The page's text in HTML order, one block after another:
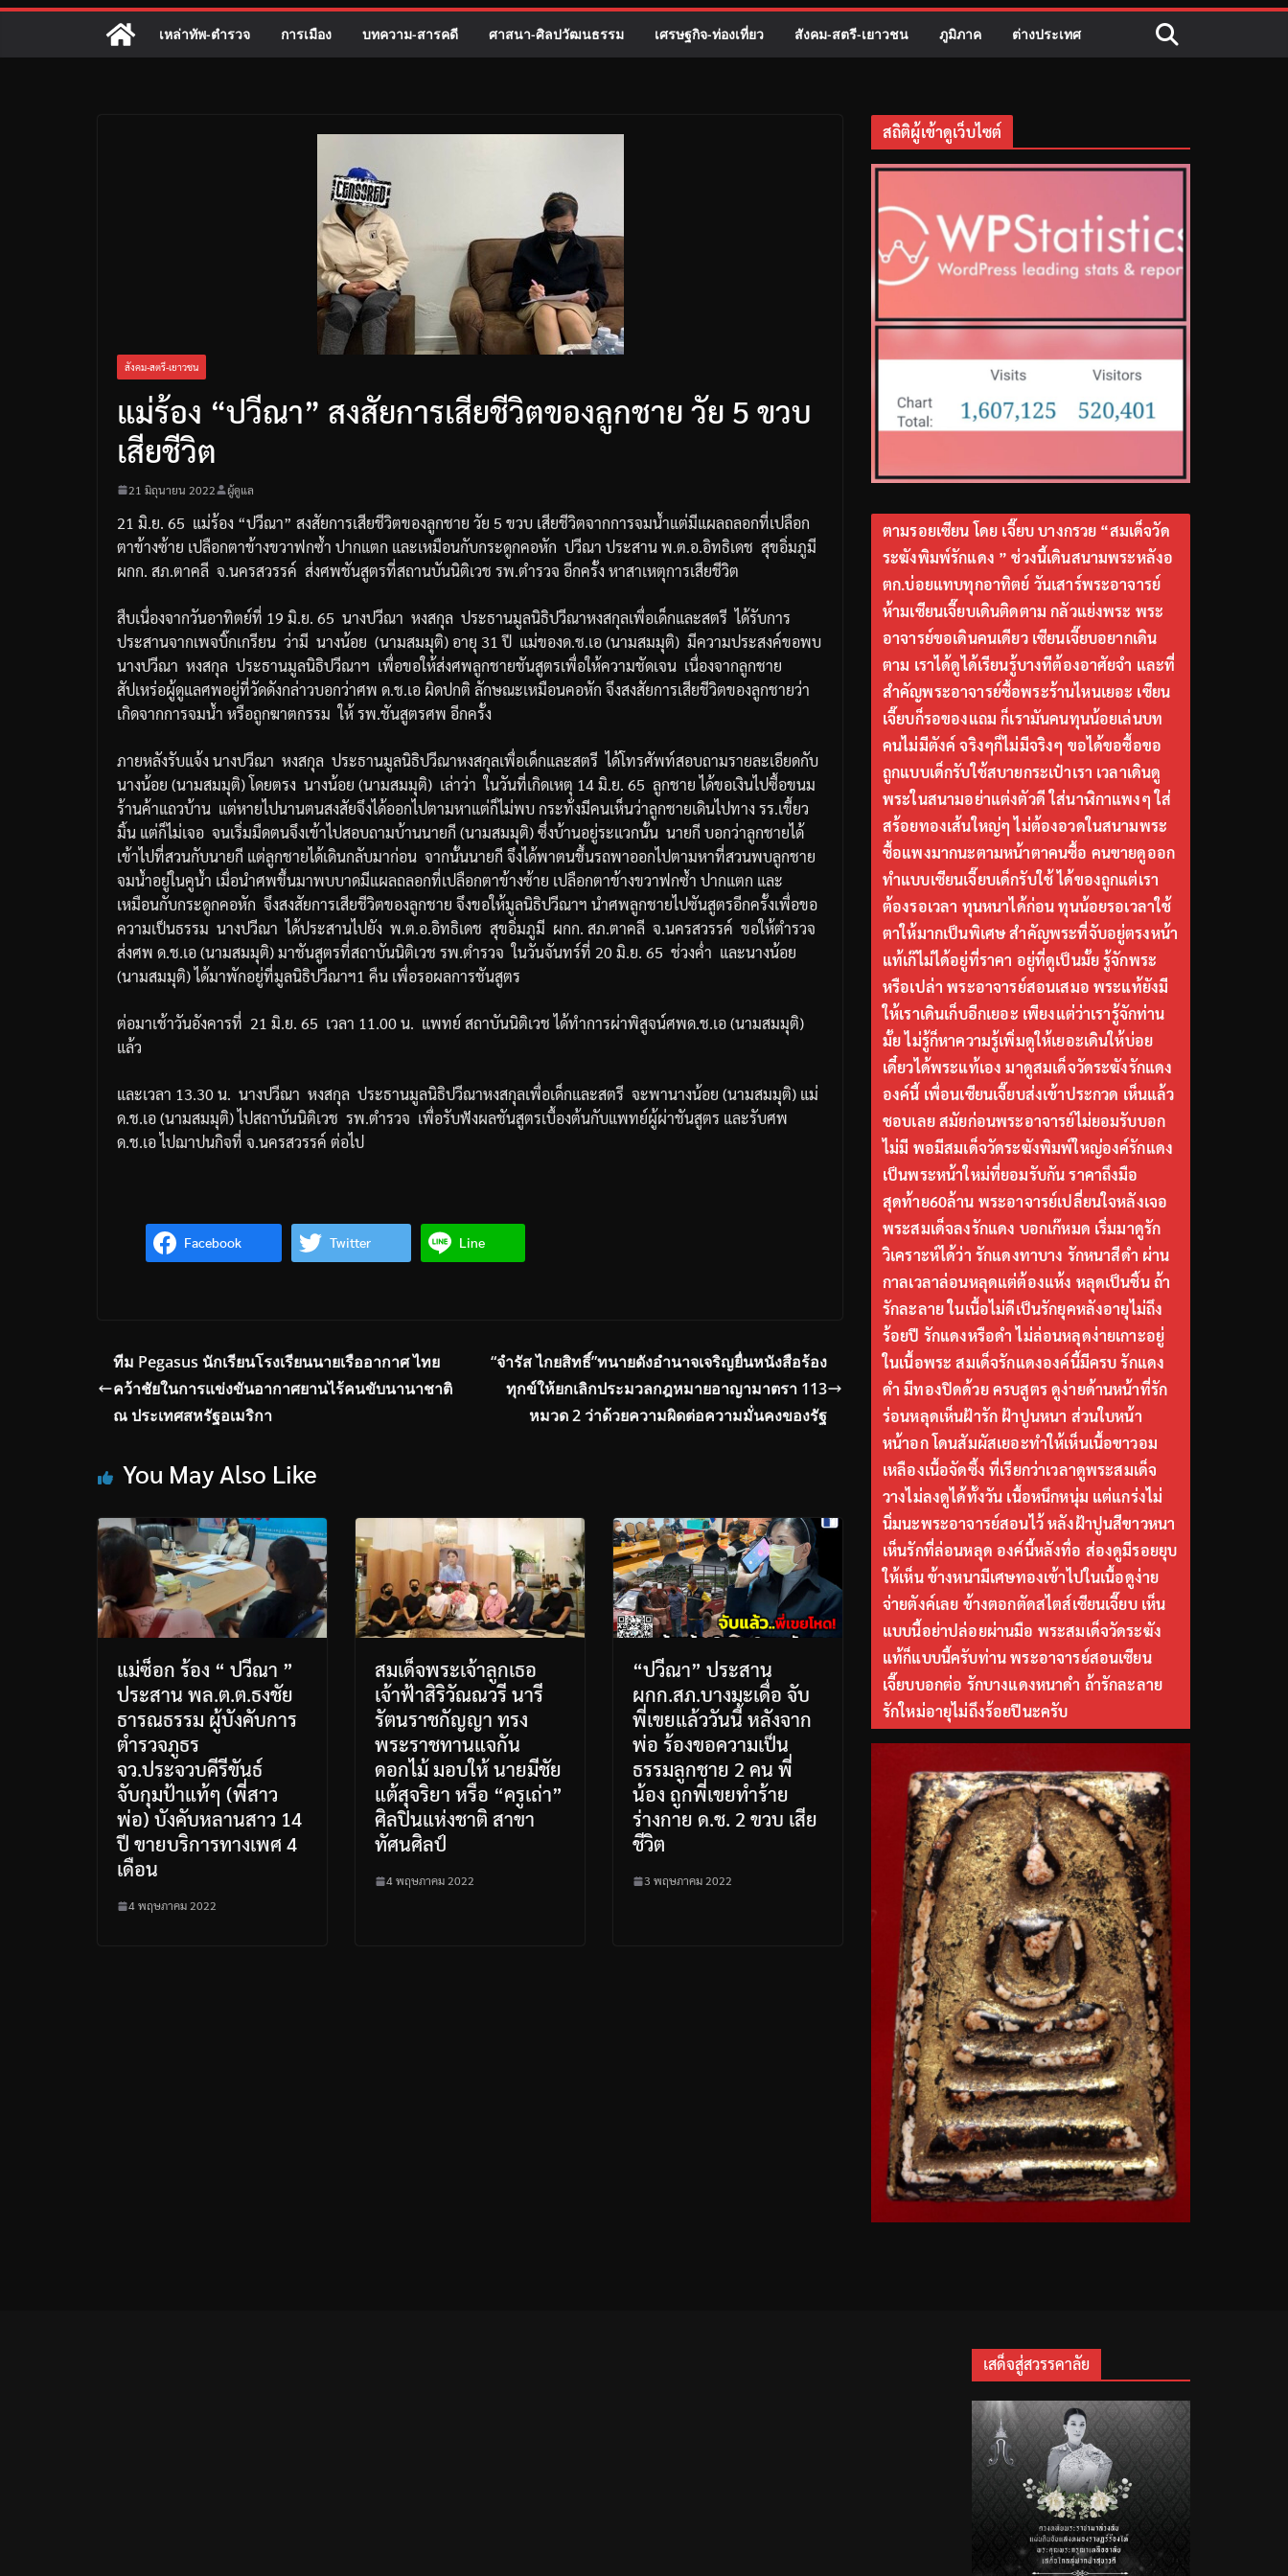
เหล่าทัพ-ตำรวจ การเมือง บทความ-สารคดี ศาสนา-ศิลปวัฒนธรรม เศรษฐกิจ-ท่องเที่ยว สังคม-สตรี-เยาวชน ภูมิภาค ต่างประเทศ
สังคม-สตรี-เยาวชน
แม่ร้อง “ปวีณา” สงสัยการเสียชีวิตของลูกชาย วัย 5 ขวบ
เสียชีวิต
21 มิถุนายน 2022 ผู้ดูแล
21 มิ.ย. 65 แม่ร้อง “ปวีณา” สงสัยการเสียชีวิตของลูกชาย วัย 5 ขวบ เสียชีวิตจากการจมน้ำแต่มีแผลถลอกที่เปลือก
ตาข้างซ้าย เปลือกตาข้างขวาฟกซ้ำ ปากแตก และเหมือนกับกระดูกคอหัก ปวีณา ประสานพ.ต.อ.อิทธิเดช สุขอิ่มภูมี
ผกก. สภ.ตาคลี จ.นครสวรรค์ ส่งศพชันสูตรที่สถานบันนิติเวช รพ.ตำรวจ อีกครั้ง หาสาเหตุการเสียชีวิต
สืบเนื่องจากวันอาทิตย์ที่ 19 มิ.ย. 65 นางปวีณา หงสกุล ประธานมูลนิธิปวีณาหงสกุลเพื่อเด็กและสตรี ได้รับการ
ประสานจากเพจบิ๊กเกรียน ว่ามี นางน้อย (นามสมมุติ)อายุ 31ปี แม่ของด.ช.เอ(นามสมมุติ) มีความประสงค์ขอพบ
นางปวีณา หงสกุล ประธานมูลนิธิปวีณาฯ เพื่อขอให้ส่งศพลูกชายชันสูตรเพื่อให้ความชัดเจน เนื่องจากลูกชาย
สัปเหร่อผู้ดูแลศพอยู่ที่วัดดังกล่าวบอกว่าศพ ด.ช.เอ ผิดปกติ ลักษณะเหมือนคอหัก จึงสงสัยการเสียชีวิตของลูกชายว่า
เกิดจากการจมน้ำ หรือถูกฆาตกรรม ให้รพ.ชันสูตรศพ อีกครั้ง
ภายหลังรับแจ้ง นางปวีณา หงสกุล ประธานมูลนิธิปวีณาหงสกุลเพื่อเด็กและสตรี ได้โทรศัพท์สอบถามรายละเอียดกับ
นางน้อย (นามสมมุติ)โดยตรง นางน้อย (นามสมมุติ) เล่าว่า ในวันที่เกิดเหตุ 14มิ.ย. 65 ลูกชาย ได้ขอเงินไปซื้อขนม
ร้านค้าแถวบ้าน แต่หายไปนานตนสงสัยจึงได้ออกไปตามหาแต่ก็ไม่พบกระทั่งมีคนเห็นว่าลูกชายเดินไปทาง รร.เขี้ยว
มิ้น แต่ก็ไม่เจอ จนเริ่มมืดตนจึงเข้าไปสอบถามบ้านนายกี (นามสมมุติ)ซึ่งบ้านอยู่ระแวกนั้น นายกี บอกว่าลูกชายได้
เข้าไปที่สวนกับนายกี แต่ลูกชายได้เดินกลับมาก่อน จากนั้นนายกี จึงได้พาตนขึ้นรถพาออกไปตามหาที่สวนพบลูกชาย
จมน้ำอยู่ในคูน้ำ เมื่อนำศพขึ้นมาพบบาดมีแผลถลอกที่เปลือกตาข้างซ้าย เปลือกตาข้างขวาฟกซ้ำ ปากแตก และ
เหมือนกับกระดูกคอหัก จึงสงสัยการเสียชีวิตของลูกชาย จึงขอให้มูลนิธิปวีณาฯ นำศพลูกชายไปซันสูตรอีกครั้งเพื่อขอ
ความเป็นธรรม นางปวีณา ได้ประสานไปยัง พ.ต.อ.อิทธิเดช สุขอิ่มภูมี ผกก. สภ.ตาคลี จ.นครสวรรค์ ขอให้ตำรวจ
ส่งศพ ด.ช.เอ(นามสมมุติ)มาชันสูตรที่สถาบันนิติเวช รพ.ตำรวจ ในวันจันทร์ที่ 20มิ.ย. 65 ช่วงค่ำ และนางน้อย
(นามสมมุติ)ได้มาพักอยู่ที่มูลนิธิปวีณาฯ1 คืน เพื่อรอผลการชันสูตร
ต่อมาเช้าวันอังคารที่ 21 มิ.ย. 65 เวลา 11.00น. แพทย์ สถาบันนิติเวช ได้ทำการผ่าพิสูจน์ศพด.ช.เอ(นามสมมุติ)
แล้ว
และเวลา 13.30น. นางปวีณา หงสกุล ประธานมูลนิธิปวีณาหงสกุลเพื่อเด็กและสตรี จะพานางน้อย (นามสมมุติ) แม่
ด.ช.เอ(นามสมมุติ)ไปสถาบันนิติเวช รพ.ตำรวจ เพื่อรับฟังผลชันสูตรเบื้องต้นกับแพทย์ผู้ผ่าชันสูตร และรับศพ
ด.ช.เอไปฌาปนกิจที่ จ.นครสวรรค์ ต่อไป
Facebook Twitter Line
ทีม Pegasus นักเรียนโรงเรียนนายเรืออากาศ ไทย
คว้าชัยในการแข่งขันอากาศยานไร้คนขับนานาชาติ
ณ ประเทศสหรัฐอเมริกา
“จำรัส ไกยสิทธิ์”ทนายดังอำนาจเจริญยื่นหนังสือร้อง
ทุกข์ให้ยกเลิกประมวลกฎหมายอาญามาตรา 113
หมวด 2 ว่าด้วยความผิดต่อความมั่นคงของรัฐ
You May Also Like
แม่ซ็อก ร้อง “ ปวีณา ”
ประสาน พล.ต.ต.ธงชัย
ธารณธรรม ผู้บังคับการ
ตำรวจภูธร
จว.ประจวบคีรีขันธ์
จับกุมป้าแท้ๆ (พี่สาว
พ่อ) บังคับหลานสาว 14
ปี ขายบริการทางเพศ 4
เดือน
4 พฤษภาคม 2022
สมเด็จพระเจ้าลูกเธอ
เจ้าฟ้าสิริวัณณวรี นารี
รัตนราชกัญญา ทรง
พระราชทานแจกัน
ดอกไม้ มอบให้ นายมีชัย
แต้สุจริยา หรือ “ครูเถ่า”
ศิลปินแห่งชาติ สาขา
ทัศนศิลป์
4 พฤษภาคม 2022
“ปวีณา” ประสาน
ผกก.สภ.บางมะเดื่อ จับ
พี่เขยแล้ววันนี้ หลังจาก
พ่อ ร้องขอความเป็น
ธรรมลูกชาย 2 คน พี่
น้อง ถูกพี่เขยทำร้าย
ร่างกาย ด.ช. 2 ขวบ เสีย
ชีวิต
3 พฤษภาคม 2022
สถิติผู้เข้าดูเว็บไซต์
ตามรอยเซียน โดย เจี๊ยบ บางกรวย “สมเด็จวัด
ระฆังพิมพ์รักแดง ” ช่วงนี้เดินสนามพระหลังอ
ตก.บ่อยแทบทุกอาทิตย์ วันเสาร์พระอาจารย์
ห้ามเซียนเจี๊ยบเดินติดตาม กลัวแย่งพระ พระ
อาจารย์ขอเดินคนเดียว เซียนเจี๊ยบอยากเดิน
ตาม เราได้ดูได้เรียนรู้บางทีต้องอาศัยจำ และที่
สำคัญพระอาจารย์ซื้อพระร้านไหนเยอะ เซียน
เจี๊ยบก็รอของแถม ก็เรามันคนทุนน้อยเล่นบท
คนไม่มีตังค์ จริงๆก็ไม่มีจริงๆ ขอได้ขอซื้อขอ
ถูกแบบเด็กรับใช้สบายกระเป๋าเรา เวลาเดินดู
พระในสนามอย่าแต่งตัวดี ใส่นาฬิกาแพงๆ ใส่
สร้อยทองเส้นใหญ่ๆ ไม่ต้องอวดในสนามพระ
ซื้อแพงมากนะตามหน้าตาคนซื้อ คนขายดูออก
ทำแบบเซียนเจี๊ยบเด็กรับใช้ ได้ของถูกแต่เรา
ต้องรอเวลา ทุนหนาได้ก่อน ทุนน้อยรอเวลาใช้
ตาให้มากเป็นพิเศษ สำคัญพระที่จับอยู่ตรงหน้า
แท้เก๊ไม่ได้อยู่ที่ราคา อยู่ที่ดูเป็นมั้ย รู้จักพระ
หรือเปล่า พระอาจารย์สอนเสมอ พระแท้ยังมี
ให้เราเดินเก็บอีกเยอะ เพียงแต่ว่าเรารู้จักท่าน
มั้ย ไม่รู้ก็หาความรู้เพิ่มดูให้เยอะเดินให้บ่อย
เดี๋ยวได้พระแท้เอง มาดูสมเด็จวัดระฆังรักแดง
องค์นี้ เพื่อนเซียนเจี๊ยบส่งเข้าประกวด เห็นแล้ว
ชอบเลย สมัยก่อนพระอาจารย์ไม่ยอมรับบอก
ไม่มี พอมีสมเด็จวัดระฆังพิมพ์ใหญ่องค์รักแดง
เป็นพระหน้าใหม่ที่ยอมรับกัน ราคาถึงมือ
สุดท้าย60ล้าน พระอาจารย์เปลี่ยนใจหลังเจอ
พระสมเด็จลงรักแดง บอกเก๊หมด เริ่มมาดูรัก
วิเคราะห์ได้ว่า รักแดงทาบาง รักหนาสีดำ ผ่าน
กาลเวลาล่อนหลุดแต่ต้องแห้ง หลุดเป็นชิ้น ถ้า
รักละลาย ในเนื้อไม่ดีเป็นรักยุคหลังอายุไม่ถึง
ร้อยปี รักแดงหรือดำ ไม่ล่อนหลุดง่ายเกาะอยู่
ในเนื้อพระ สมเด็จรักแดงองค์นี้มีครบ รักแดง
ดำ มีทองปิดด้วย ครบสูตร ดูง่ายด้านหน้าที่รัก
ร่อนหลุดเห็นฝ้ารัก ฝ้าปูนหนา ส่วนใบหน้า
หน้าอก โดนสัมผัสเยอะทำให้เห็นเนื้อขาวอม
เหลืองเนื้อจัดซึ้ง ที่เรียกว่าเวลาดูพระสมเด็จ
วางไม่ลงดูได้ทั้งวัน เนื้อหนึกหนุ่ม แต่แกร่งไม่
นิ่มนะพระอาจารย์สอนไว้ หลังฝ้าปูนสีขาวหนา
เห็นรักที่ล่อนหลุด องค์นี้หลังทื่อ ส่องดูมีรอยยุบ
ให้เห็น ข้างหนามีเศษทองเข้าไปในเนื้อดูง่าย
จ่ายตังค์เลย ข้างตอกตัดสไตส์เซียนเจี๊ยบ เห็น
แบบนี้อย่าปล่อยผ่านมือ พระสมเด็จวัดระฆัง
แท้ก็แบบนี้ครับท่าน พระอาจารย์สอนเซียน
เจี๊ยบบอกต่อ รักบางแดงหนาดำ ถ้ารักละลาย
รักใหม่อายุไม่ถึงร้อยปีนะครับ
เสด็จสู่สวรรคาลัย